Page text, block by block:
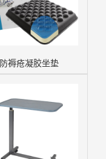
防褥疮凝胶坐垫